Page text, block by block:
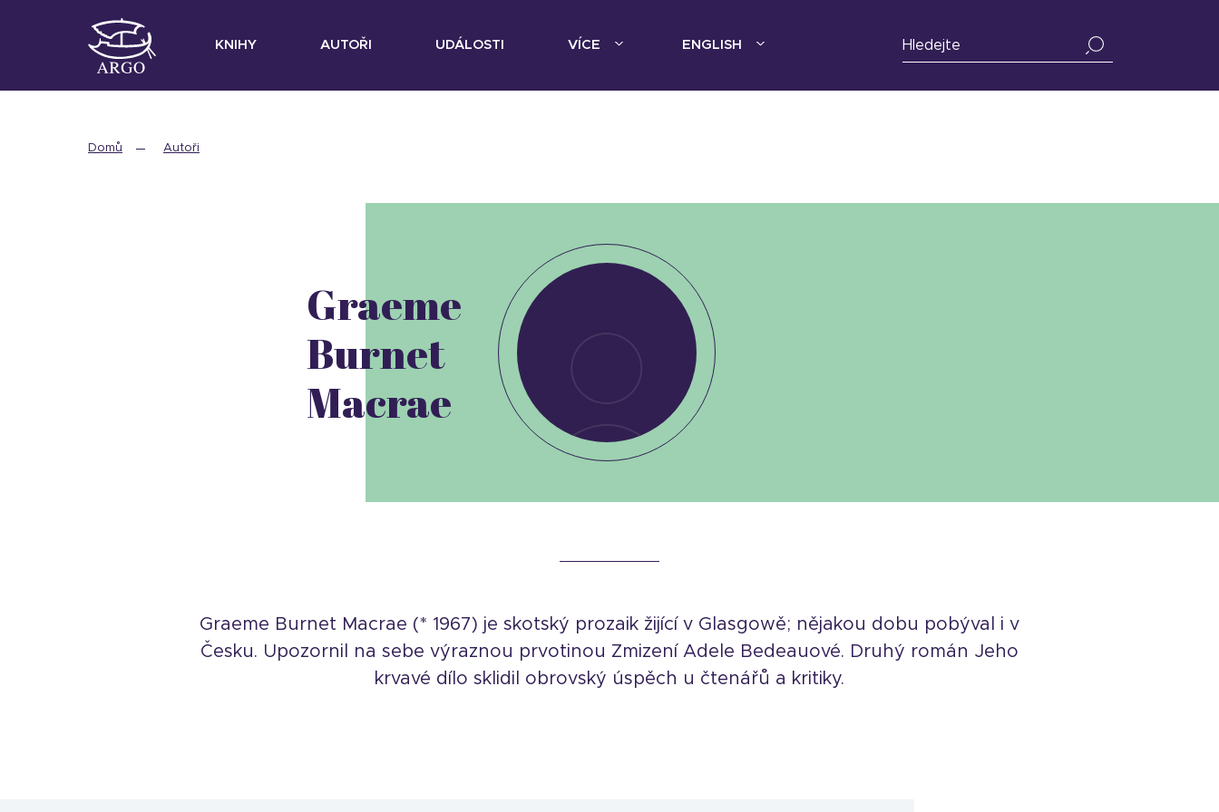
KNIHY AUTOŘI UDÁLOSTI VÍCE ENGLISH
Domů Autoři
Graeme
Burnet
Macrae
Graeme Burnet Macrae (* 1967) je skotský prozaik žijící v Glasgowě; nějakou dobu pobýval i v
Česku. Upozornil na sebe výraznou prvotinou Zmizení Adele Bedeauové. Druhý román Jeho
krvavé dílo sklidil obrovský úspěch u čtenářů a kritiky.